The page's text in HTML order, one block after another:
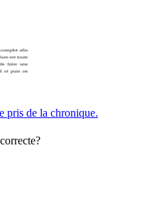
pris de la chronique.